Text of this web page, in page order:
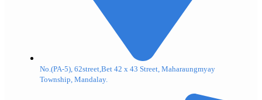
No.(PA-5), 62street,Bet 42 x 43 Street, Maharaungmyay
Township, Mandalay.